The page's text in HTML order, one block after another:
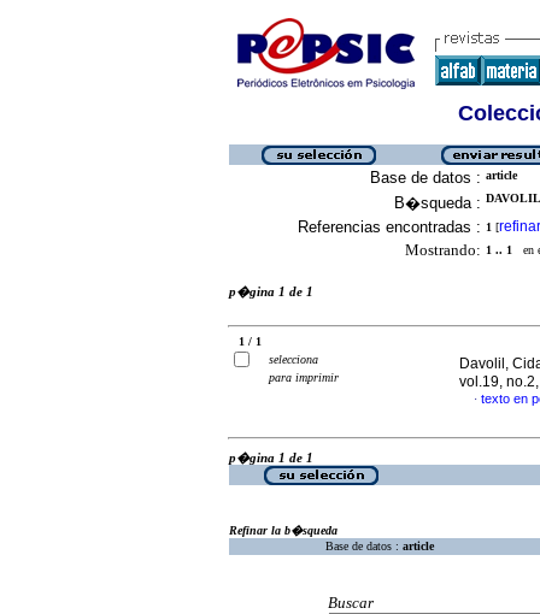
Base de datos : article
B�squeda :
Referencias encontradas : 1 [refinar
Mostrando: 1 .. 1 en
p�gina 1 de 1
1 / 1
selecciona
para imprimir
Davolil,
vol.19,
· texto en
p�gina 1 de 1
Refinar la b�squeda
Base de datos : article
Buscar